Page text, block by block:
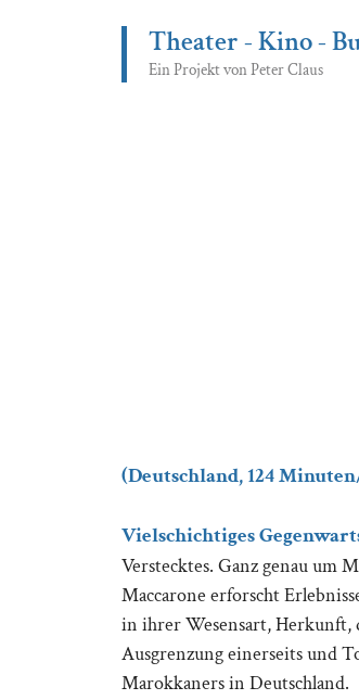
Theater - Kino -
Ein Projekt von Peter Claus
(Deutschland, 124
Vielschichtiges
Verstecktes. Ganz genau um
Maccarone erforscht
in ihrer Wesensart, Herkunft,
Ausgrenzung einerseits und
Marokkaners in Deutschland.